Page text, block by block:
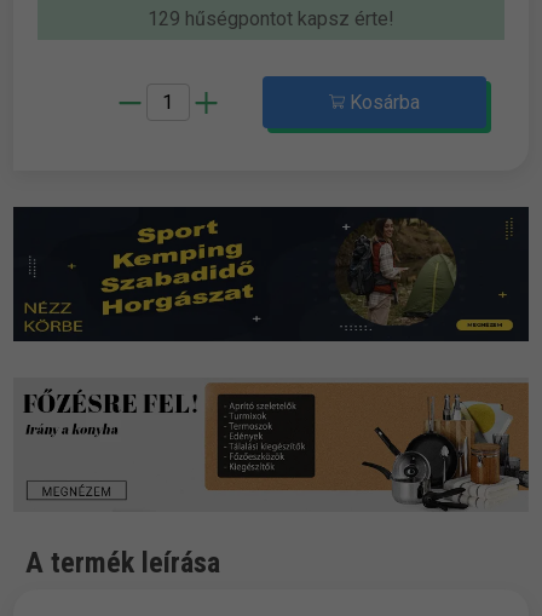
129 hűségpontot kapsz érte!
Kosárba
A termék leírása